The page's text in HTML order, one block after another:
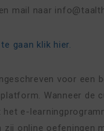
mail naar
gaan klik hier.
voor een
Wanneer de
e-
zij online oefeningen